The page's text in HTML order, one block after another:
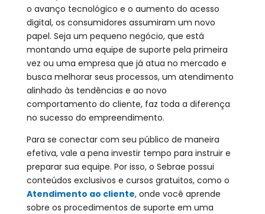
o avanço tecnológico e o aumento do acesso
digital, os consumidores assumiram um novo
papel. Seja um pequeno negócio, que está
montando uma equipe de suporte pela primeira
vez ou uma empresa que já atua no mercado e
busca melhorar seus processos, um atendimento
alinhado às tendências e ao novo
comportamento do cliente, faz toda a diferença
no sucesso do empreendimento.
Para se conectar com seu público de maneira
efetiva, vale a pena investir tempo para instruir e
preparar sua equipe. Por isso, o Sebrae possui
conteúdos exclusivos e cursos gratuitos, como o
Atendimento ao cliente, onde você aprende
sobre os procedimentos de suporte em uma